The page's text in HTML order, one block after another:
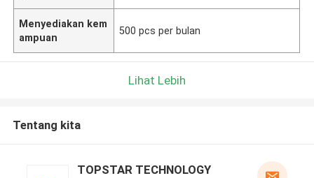
Menyediakan kem
ampuan
500 pcs per bulan
Lihat Lebih
Tentang kita
TOPSTAR TECHNOLOGY